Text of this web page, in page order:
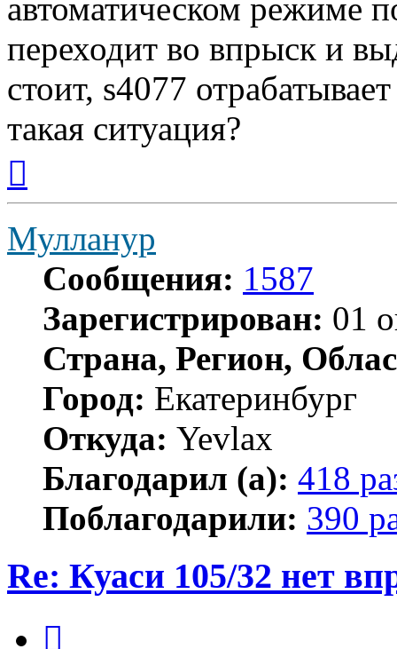
автоматическом режиме
переходит во впрыск и
стоит, s4077
такая ситуация?
началу
Мулланур
Сообщения: 1587
Зарегистрирован: 01
Страна, Регион,
Город: Екатеринбург
Откуда: Yevlax
Благодарил (а): 418
Поблагодарили: 390
Re: Куаси 105/32 нет